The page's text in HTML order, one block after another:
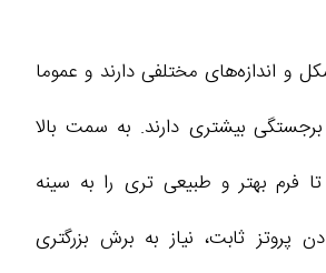
و اندازه‌های مختلفی دارند و عموما
بیشتری دارند. به سمت بالا
فرم بهتر و طبیعی‌ تری را به سینه
پروتز ثابت، نیاز به برش بزرگتری